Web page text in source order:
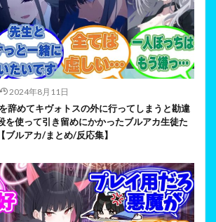
2024年8月11日
辞めてキヴォトスの外に行ってしまうと勘違
を使って引き留めにかかったブルアカ生徒た
ブルアカ/まとめ/反応集】